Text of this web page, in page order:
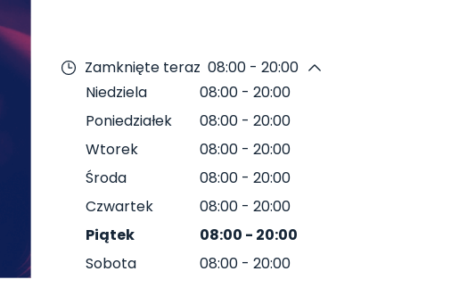
Zamknięte teraz 08:00 - 20:00
Niedziela
08:00 - 20:00
Poniedziałek
08:00 - 20:00
Wtorek
08:00 - 20:00
Środa
08:00 - 20:00
Czwartek
08:00 - 20:00
Piątek
08:00 - 20:00
Sobota
08:00 - 20:00